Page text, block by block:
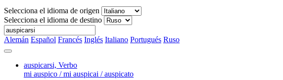
Selecciona el idioma de origen
Selecciona el idioma de destino
Alemán Español Francés Inglés Italiano Portugués Ruso
auspicarsi, Verbo
mi auspico / mi auspicai / auspicato